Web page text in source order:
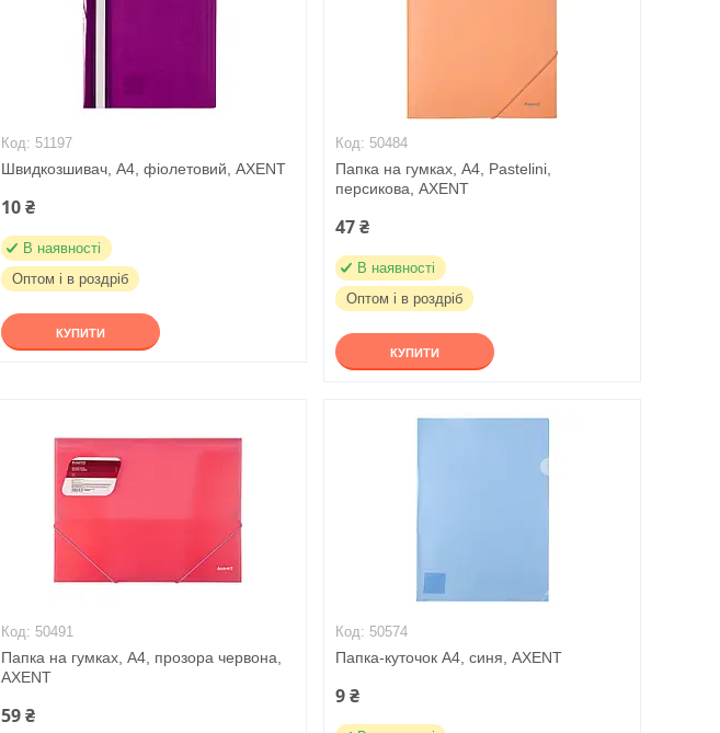
51197
Швидкозшивач, А4, фіолетовий, AXENT
10 ₴
В наявності
Оптом і в роздріб
КУПИТИ
50484
Папка на гумках, А4, Pastelini,
персикова, AXENT
47 ₴
В наявності
Оптом і в роздріб
КУПИТИ
50491
Папка на гумках, А4, прозора червона,
AXENT
59 ₴
50574
Папка-куточок А4, синя, AXENT
9 ₴